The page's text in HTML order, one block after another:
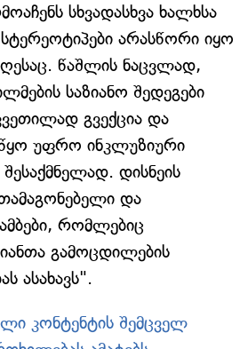
სხვადასხვა ხალხსა
არასწორი იყო
წაშლის ნაცვლად,
საზიანო შედეგები
გვექცია და
უფრო ინკლუზიური
დისნეის
და
რომლებიც
გამოცდილების
ასახავს".
კონტენტის შემცველ